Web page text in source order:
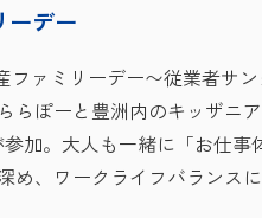
ーデー
ファミリーデー〜従業者サ
らぽーと豊洲内のキッザニ
加。大人も一緒に「お仕事
め、ワークライフバランス